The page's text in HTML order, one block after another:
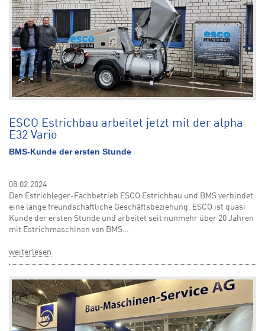
ESCO Estrichbau arbeitet jetzt mit der alpha
E32 Vario
BMS-Kunde der ersten Stunde
08.02.2024
Den Estrichleger-Fachbetrieb ESCO Estrichbau und BMS verbindet
eine lange freundschaftliche Geschäftsbeziehung. ESCO ist quasi
Kunde der ersten Stunde und arbeitet seit nunmehr über 20 Jahren
mit Estrichmaschinen von BMS…
weiterlesen